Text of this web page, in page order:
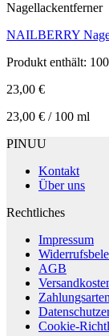
Nagellackentferner
NAILBERRY
Produkt enthält: 100
23,00 €
23,00 € / 100 ml
PINUU
Kontakt
Über uns
Rechtliches
Impressum
AGB
Zahlungsarten
Cookie-